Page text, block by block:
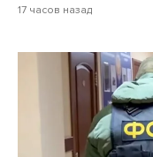
17 часов назад